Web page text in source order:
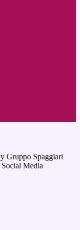
Gruppo Spaggiari
Media